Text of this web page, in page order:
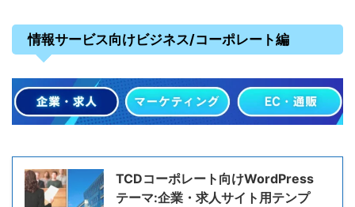
情報サービス向けビジネス/コーポレート編
TCDコーポレート向けWordPress
テーマ:企業・求人サイト用テンプ